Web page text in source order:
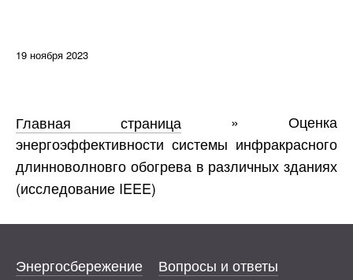
19 ноября 2023
Главная страница » Оценка
энергоэффективности системы инфракрасного
длинноволновго обогрева в различных зданиях
(исследование IEEE)
Энергосбережение
Вопросы и ответы